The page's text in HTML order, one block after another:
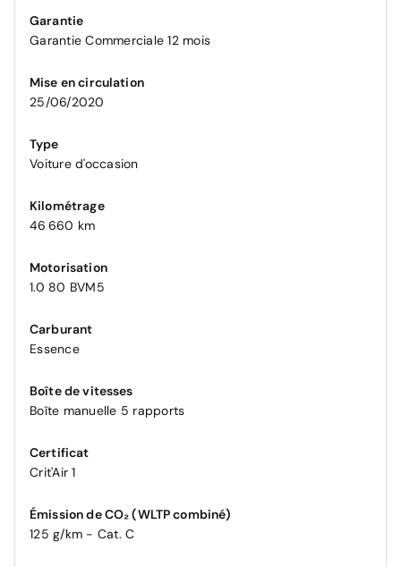
Garantie
Garantie Commerciale 12 mois
Mise en circulation
25/06/2020
Type
Voiture d'occasion
Kilométrage
46 660 km
Motorisation
1.0 80 BVM5
Carburant
Essence
Boîte de vitesses
Boîte manuelle 5 rapports
Certificat
Crit'Air 1
Émission de CO₂ (WLTP combiné)
125 g/km - Cat. C